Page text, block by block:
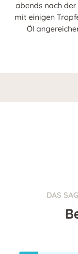
abends nach
mit einigen
Öl
DAS